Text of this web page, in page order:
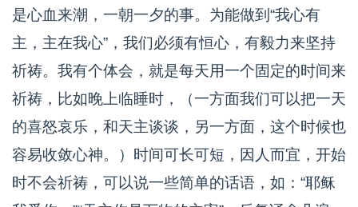
是心血来潮，一朝一夕的事。为能做到“我心有
主，主在我心”，我们必须有恒心，有毅力来坚持
祈祷。我有个体会，就是每天用一个固定的时间来
祈祷，比如晚上临睡时，（一方面我们可以把一天
的喜怒哀乐，和天主谈谈，另一方面，这个时候也
容易收敛心神。）时间可长可短，因人而宜，开始
时不会祈祷，可以说一些简单的话语，如：“耶稣